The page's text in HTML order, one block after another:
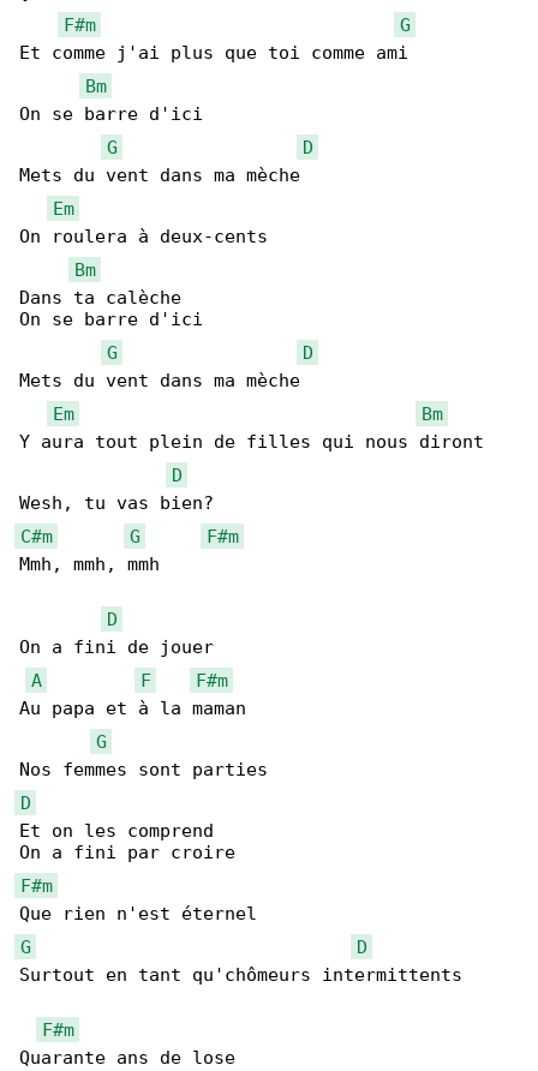
F#m
G
Et comme j'ai plus que toi comme ami
Bm
On se barre d'ici
G
D
Mets du vent dans ma mèche
Em
On roulera à deux-cents
Bm
Dans ta calèche
On se barre d'ici
G
D
Mets du vent dans ma mèche
Em
Bm
Y aura tout plein de filles qui nous diront
D
C#m
G
F#m
Mmh, mmh, mmh
D
On a fini de jouer
A
F
F#m
Au papa et à la maman
G
D
Et on les comprend
F#m
G
D
Surtout en tant qu'chômeurs intermittents
F#m
Quarante ans de lose